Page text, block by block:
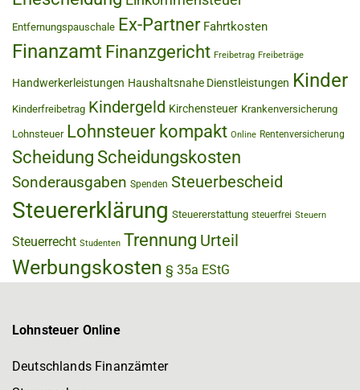
Entfernungspauschale Ex-Partner Fahrtkosten
Finanzamt Finanzgericht Freibetrag Freibeträge
Handwerkerleistungen Haushaltsnahe Dienstleistungen Kinder
Kinderfreibetrag Kindergeld Kirchensteuer Krankenversicherung
Lohnsteuer Lohnsteuer kompakt Online Rentenversicherung
Scheidung Scheidungskosten
Sonderausgaben Spenden Steuerbescheid
Steuererklärung Steuererstattung steuerfrei Steuern
Steuerrecht Studenten Trennung Urteil
Werbungskosten § 35a EStG
Lohnsteuer Online
Deutschlands Finanzämter